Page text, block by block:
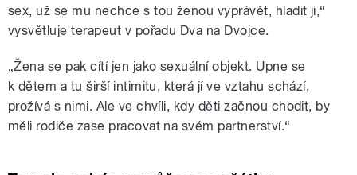
sex, už se mu nechce s tou ženou vyprávět, hladit ji,“
vysvětluje terapeut v pořadu Dva na Dvojce.
„Žena se pak cítí jen jako sexuální objekt. Upne se
k dětem a tu širší intimitu, která jí ve vztahu schází,
prožívá s nimi. Ale ve chvíli, kdy děti začnou chodit, by
měli rodiče zase pracovat na svém partnerství.“